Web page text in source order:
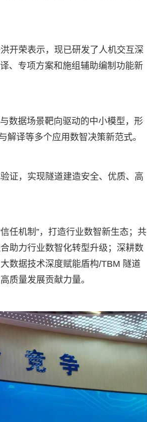
开荣表示，现已研发了人机交互深
、专项方案和施组辅助编制功能新
数据场景靶向驱动的中小模型，形
译等多个应用数智决策新范式。
证，实现隧道建造安全、优质、高
任机制”，打造行业数智新生态；共
助力行业数智化转型升级；深耕数
数据技术深度赋能盾构/TBM 隧道
质量发展贡献力量。